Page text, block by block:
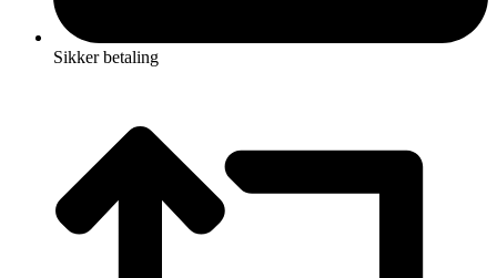
Sikker betaling